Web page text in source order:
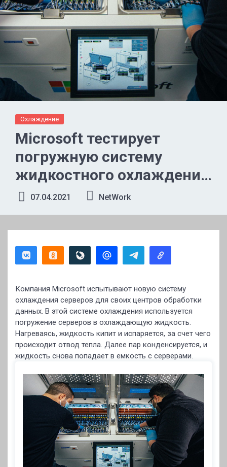
Охлаждение
Microsoft тестирует
погружную систему
жидкостного охлаждения
для центров обработки
данных
07.04.2021 NetWork
Компания Microsoft испытывают новую систему
охлаждения серверов для своих центров обработки
данных. В этой системе охлаждения используется
погружение серверов в охлаждающую жидкость.
Нагреваясь, жидкость кипит и испаряется, за счет чего
происходит отвод тепла. Далее пар конденсируется, и
жидкость снова попадает в емкость с серверами.